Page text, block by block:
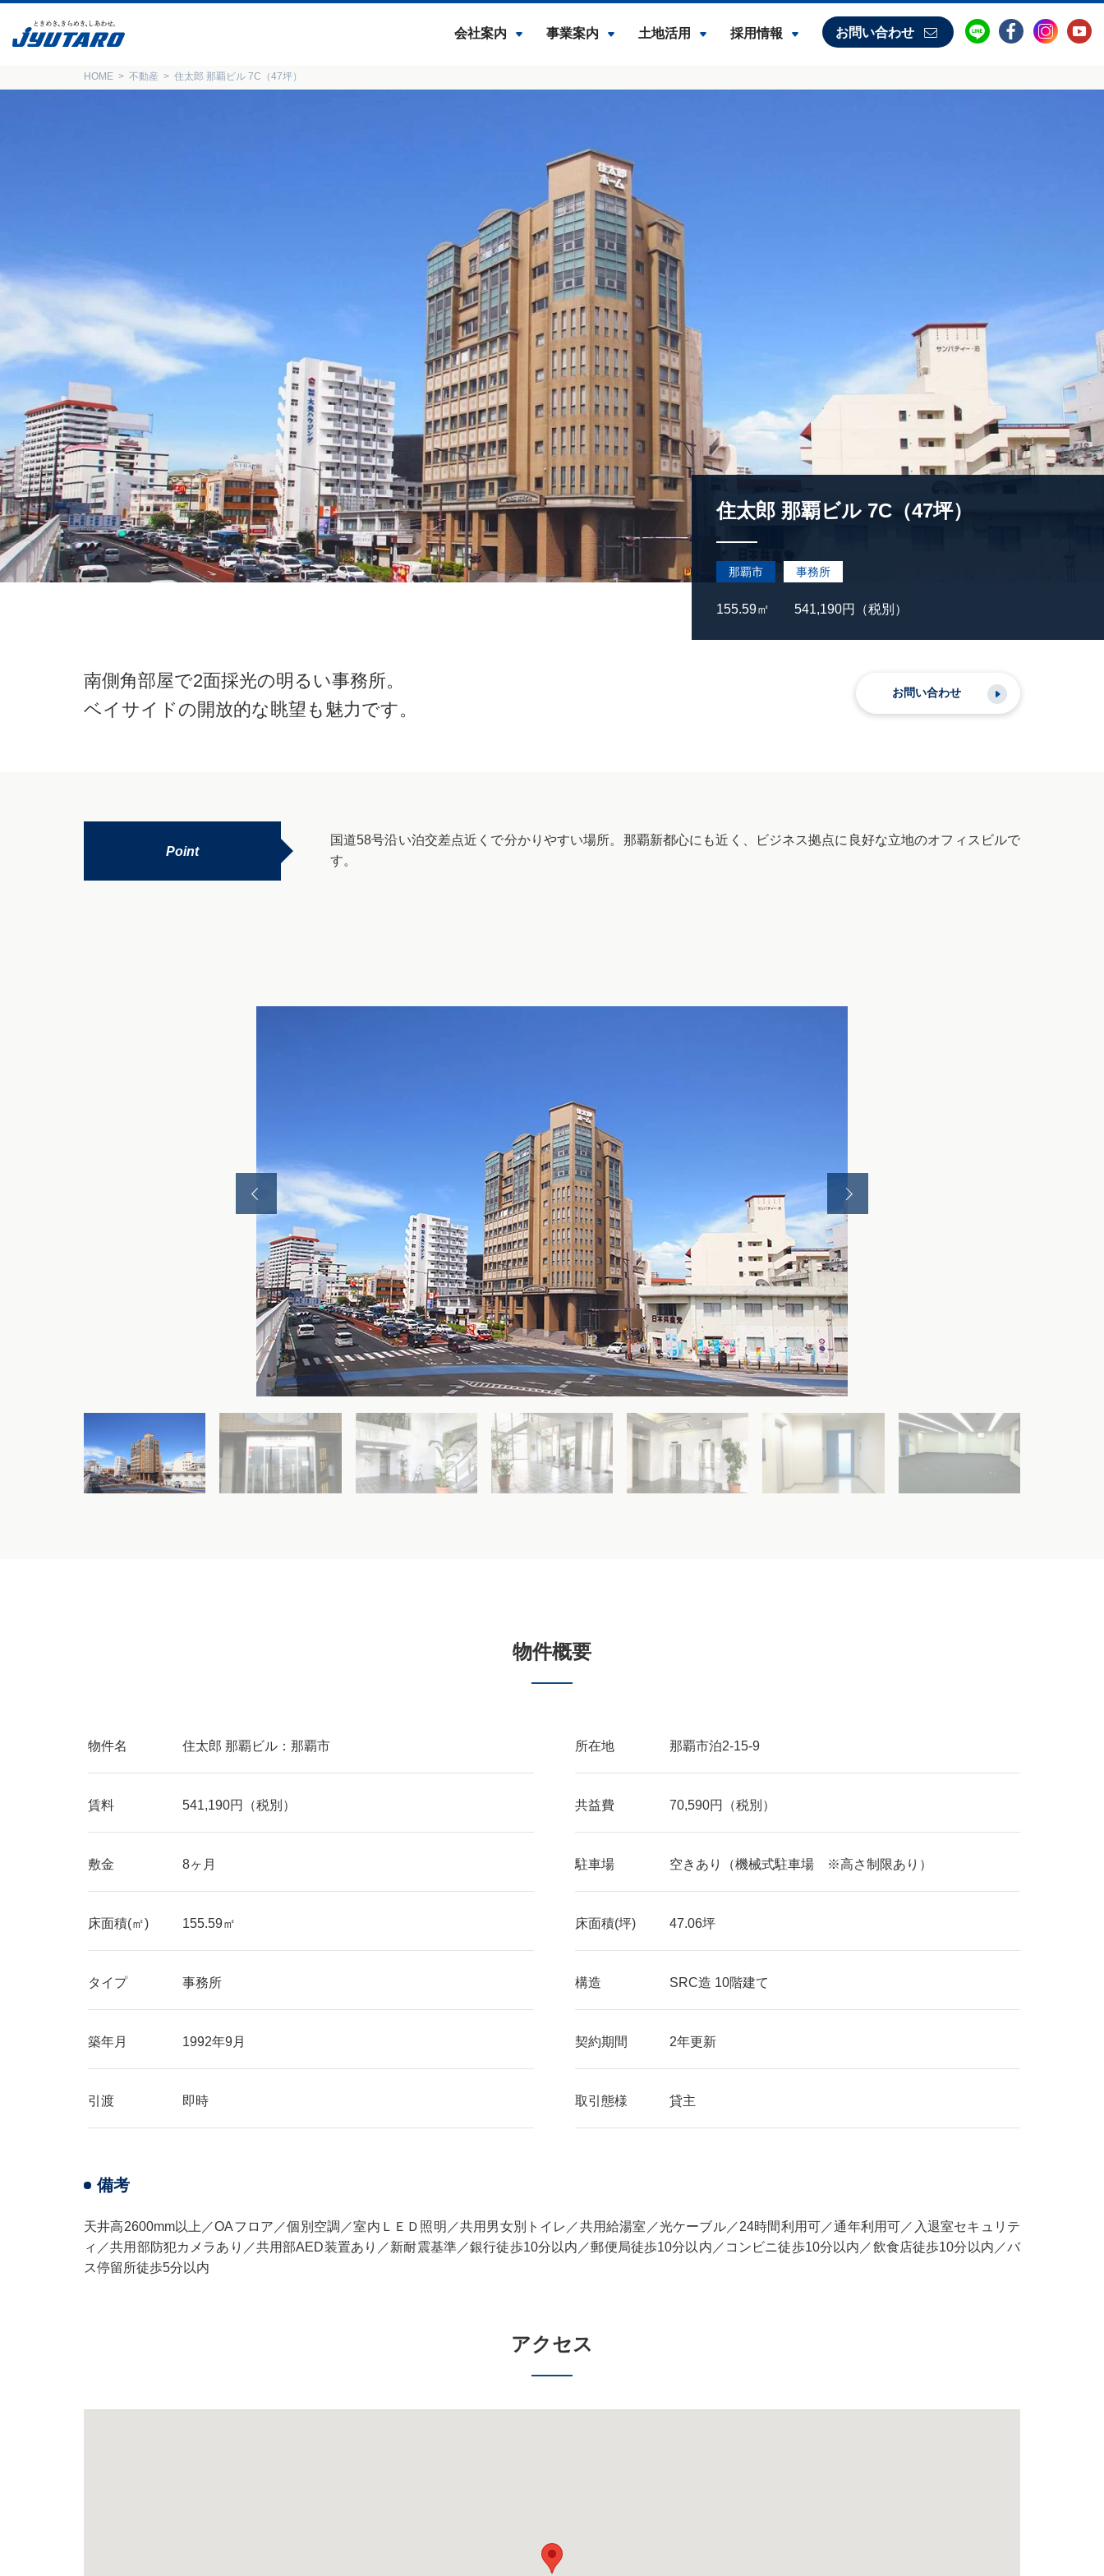
会社案内 事業案内 土地活用 採用情報 お問い合わせ
HOME 不動産 住太郎 那覇ビル 7C（47坪）
住太郎 那覇ビル 7C（47坪）
那覇市 事務所
155.59㎡ 541,190円（税別）
南側角部屋で2面採光の明るい事務所。
ベイサイドの開放的な眺望も魅力です。
お問い合わせ
Point
国道58号沿い泊交差点近くで分かりやすい場所。那覇新都心にも近く、ビジネス拠点に良好な立地のオフィスビルで
す。
物件概要
物件名 住太郎 那覇ビル：那覇市 所在地 那覇市泊2-15-9
賃料 541,190円（税別） 共益費 70,590円（税別）
敷金 8ヶ月 駐車場 空きあり（機械式駐車場 ※高さ制限あり）
床面積(㎡) 155.59㎡ 床面積(坪) 47.06坪
タイプ 事務所 構造 SRC造 10階建て
築年月 1992年9月 契約期間 2年更新
引渡 即時 取引態様 貸主
備考
天井高2600mm以上／OAフロア／個別空調／室内ＬＥＤ照明／共用男女別トイレ／共用給湯室／光ケーブル／24時間利用可／通年利用可／入退室セキュリテ
ィ／共用部防犯カメラあり／共用部AED装置あり／新耐震基準／銀行徒歩10分以内／郵便局徒歩10分以内／コンビニ徒歩10分以内／飲食店徒歩10分以内／バ
ス停留所徒歩5分以内
アクセス